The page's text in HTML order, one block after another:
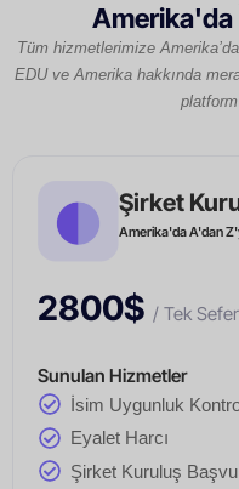
Amerika'da
Tüm hizmetlerimize
EDU ve Amerika hakkında
Şirket
Amerika'da A'dan
2800$ / Tek Sefer
Sunulan Hizmetler
İsim Uygunluk
Eyalet Harcı
Şirket Kuruluş